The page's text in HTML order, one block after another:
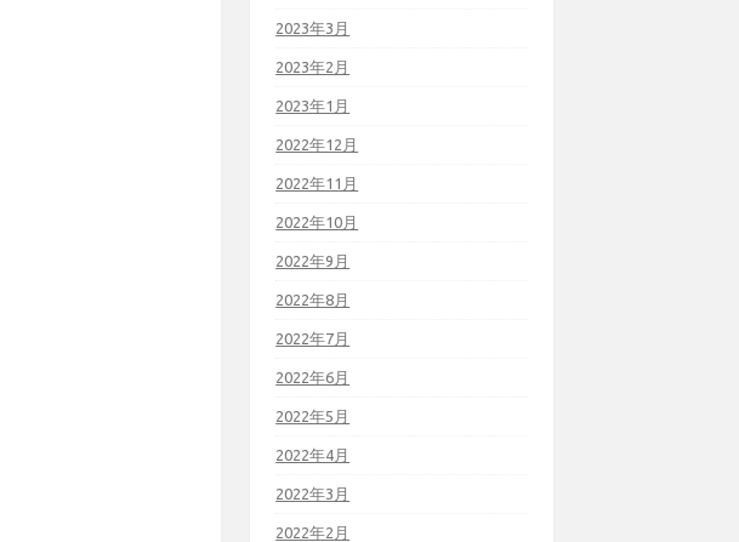
2023年3月
2023年2月
2023年1月
2022年12月
2022年11月
2022年10月
2022年9月
2022年8月
2022年7月
2022年6月
2022年5月
2022年4月
2022年3月
2022年2月